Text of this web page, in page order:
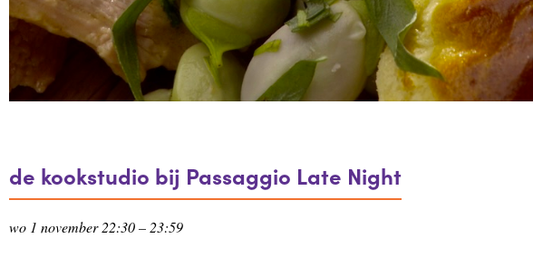
de kookstudio bij Passaggio Late Night
wo 1 november 22:30 – 23:59